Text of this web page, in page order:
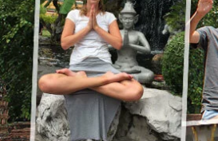
Fins Lapland
Griekenland
IJsland
Italië
Kroatië